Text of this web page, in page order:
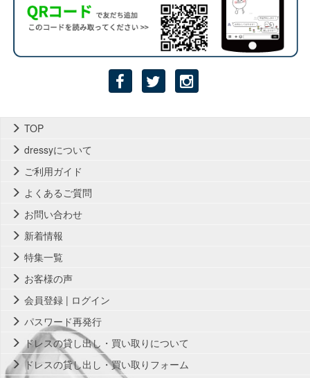
TOP
dressyについて
ご利用ガイド
よくあるご質問
お問い合わせ
新着情報
特集一覧
お客様の声
会員登録 | ログイン
パスワード再発行
ドレスの貸し出し・買い取りについて
ドレスの貸し出し・買い取りフォーム